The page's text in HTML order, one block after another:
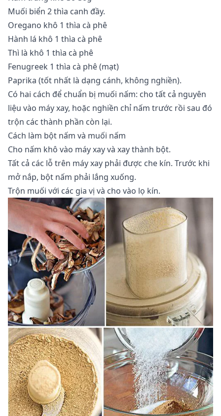
Muối biển 2 thìa canh đầy.
Oregano khô 1 thìa cà phê
Hành lá khô 1 thìa cà phê
Thì là khô 1 thìa cà phê
Fenugreek 1 thìa cà phê (mạt)
Paprika (tốt nhất là dạng cánh, không nghiền).
Có hai cách để chuẩn bị muối nấm: cho tất cả nguyên
liệu vào máy xay, hoặc nghiền chỉ nấm trước rồi sau đó
trộn các thành phần còn lại.
Cách làm bột nấm và muối nấm
Cho nấm khô vào máy xay và xay thành bột.
Tất cả các lỗ trên máy xay phải được che kín. Trước khi
mở nắp, bột nấm phải lắng xuống.
Trộn muối với các gia vị và cho vào lọ kín.